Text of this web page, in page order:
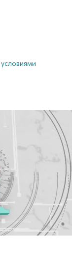
условиями